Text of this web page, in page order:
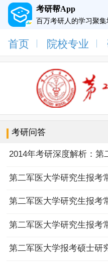
考研帮App
百万考研人的学习聚集
首页 院校专业
考研问答
2014年考研深度解析：第
第二军医大学研究生报考
第二军医大学研究生报考
第二军医大学研究生报考
第二军医大学报考硕士研